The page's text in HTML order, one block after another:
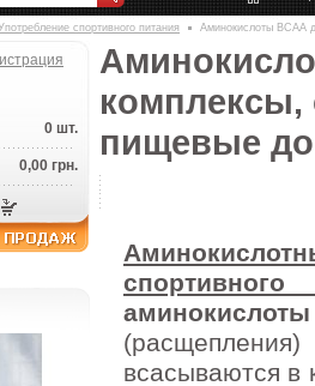
спортивного питания Аминокислоты ВСАА
0 шт.
0,00 грн.
комплексы,
пищевые
спортивного
аминокислоты
всасываются в